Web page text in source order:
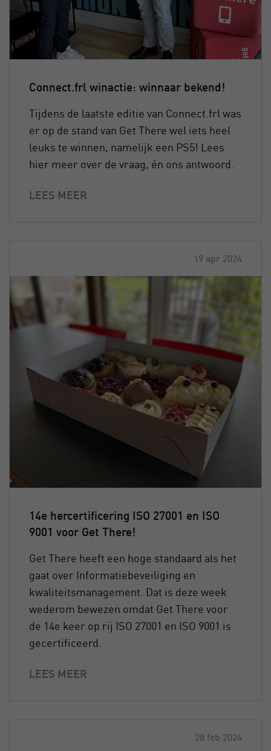
Connect.frl winactie: winnaar bekend!
Tijdens de laatste editie van Connect.frl was
er op de stand van Get There wel iets heel
leuks te winnen, namelijk een PS5! Lees
hier meer over de vraag, én ons antwoord.
LEES MEER
19 apr 2024
14e hercertificering ISO 27001 en ISO
9001 voor Get There!
Get There heeft een hoge standaard als het
gaat over Informatiebeveiliging en
kwaliteitsmanagement. Dat is deze week
wederom bewezen omdat Get There voor
de 14e keer op rij ISO 27001 en ISO 9001 is
gecertificeerd.
LEES MEER
28 feb 2024